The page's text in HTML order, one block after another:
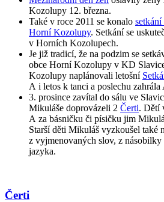
Kozolupy 12. března.
Také v roce 2011 se konalo
Horní Kozolupy. Setkání se
v Horních Kozolupech.
Je již tradicí, že na podzim se
obce Horní Kozolupy v KD
Kozolupy naplánovali letošní
A i letos k tanci a poslechu zahrála
3. prosince zavítal do sálu ve
Mikuláše doprovázeli 2 Čerti. Dětí
A za básničku či písičku jim
Starší děti Mikuláš vyzkoušel také
z vyjmenovaných slov, z násobilky
jazyka.
Čerti